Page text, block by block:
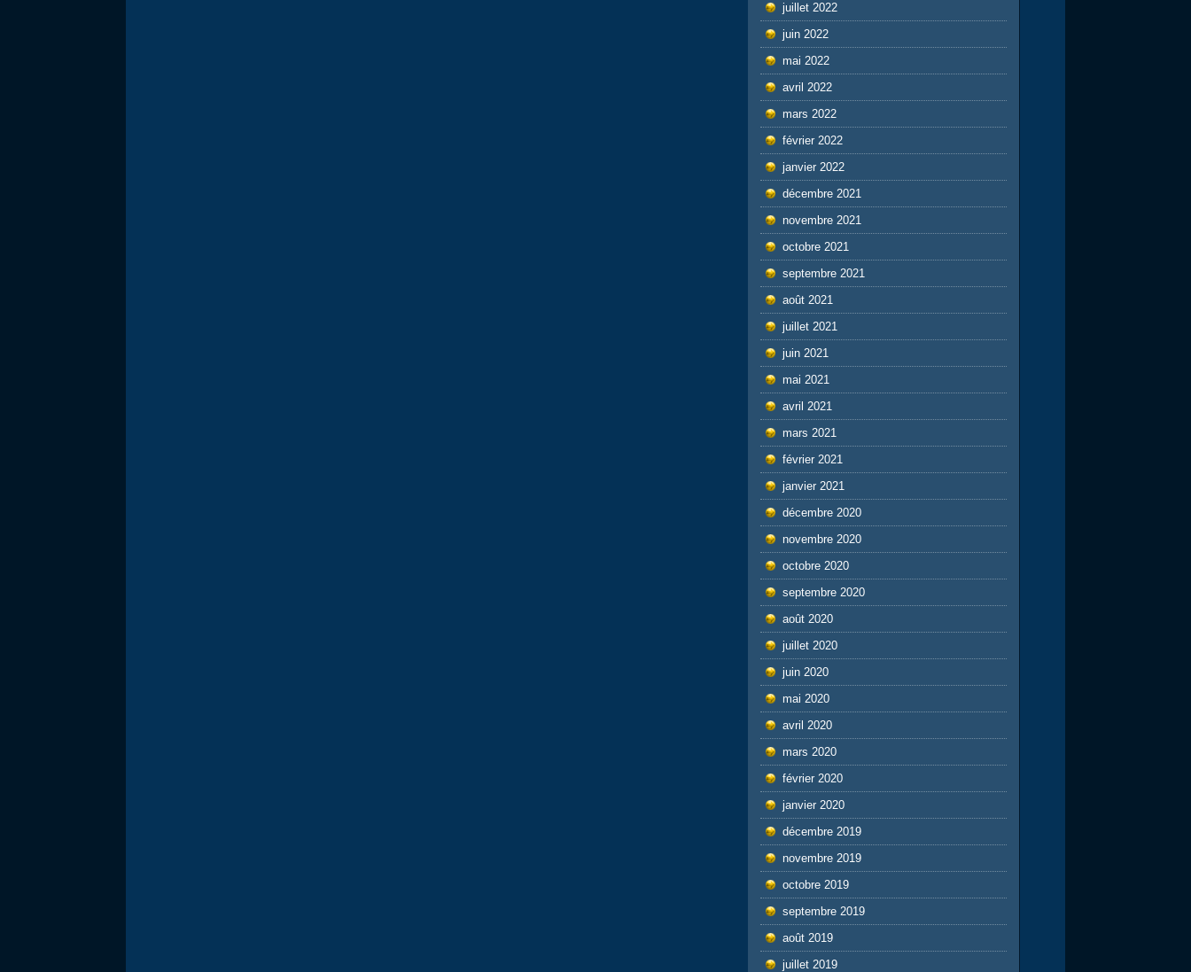
juillet 2022
juin 2022
mai 2022
avril 2022
mars 2022
février 2022
janvier 2022
décembre 2021
novembre 2021
octobre 2021
septembre 2021
août 2021
juillet 2021
juin 2021
mai 2021
avril 2021
mars 2021
février 2021
janvier 2021
décembre 2020
novembre 2020
octobre 2020
septembre 2020
août 2020
juillet 2020
juin 2020
mai 2020
avril 2020
mars 2020
février 2020
janvier 2020
décembre 2019
novembre 2019
octobre 2019
septembre 2019
août 2019
juillet 2019